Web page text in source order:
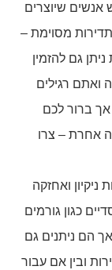
אנשים שיוצרים
מסוימת –
גם להזמין
ואתם רגילים
ברור לכם
אחרת – צרו
ואחזקה
כגון גורמים
אך הם ניתנים גם
ובין אם עבור